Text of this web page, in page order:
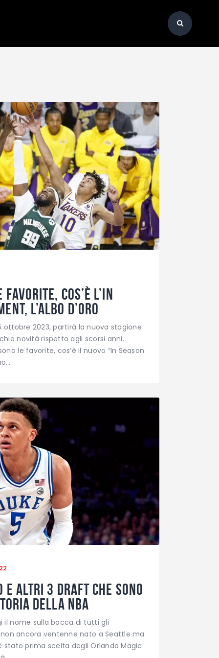
favorite, cos’è l’In
l’albo d’oro
ottobre 2023, partirà la nuova stagione
novità rispetto agli scorsi anni.
le favorite, cos’è il nuovo “In Season
e altri 3 draft che sono
della NBA
il nome sulla bocca di tutti gli
ancora ventenne nato a Seattle ma
stato prima scelta degli Orlando Magic